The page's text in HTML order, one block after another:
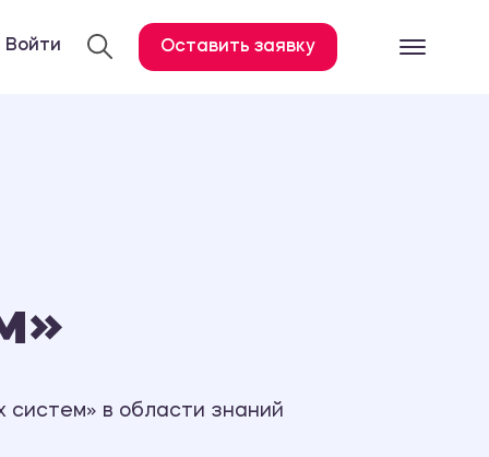
Войти Оставить заявку
систем» в области знаний